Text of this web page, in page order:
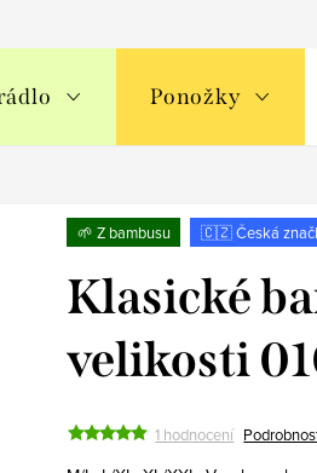
Ponožky
🌱 Z bambusu 🇨🇿 Česká
Klasické
velikosti
1 hodnocení